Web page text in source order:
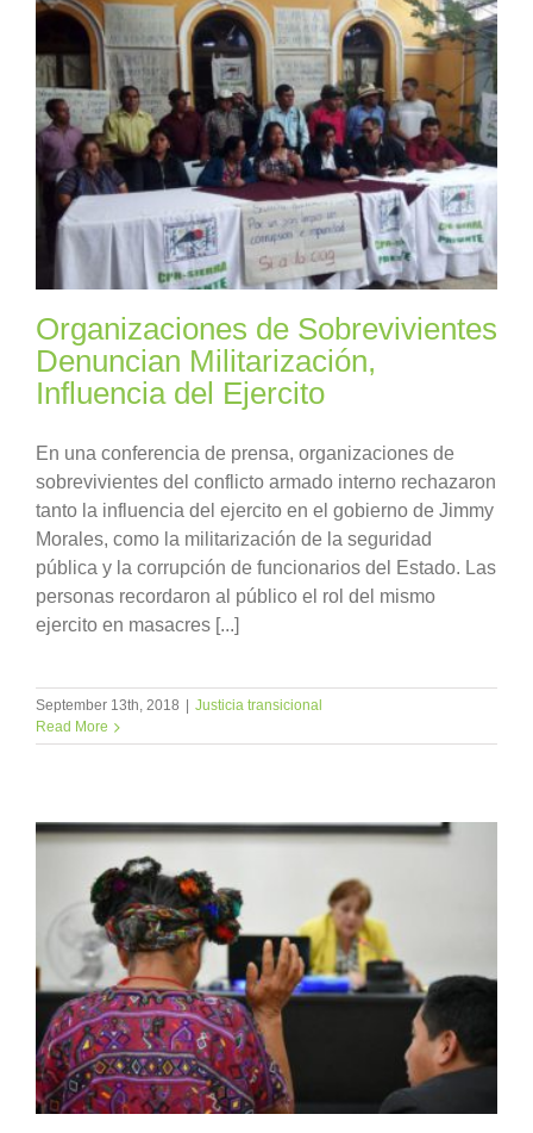
Organizaciones de Sobrevivientes
Denuncian Militarización,
Influencia del Ejercito
En una conferencia de prensa, organizaciones de
sobrevivientes del conflicto armado interno rechazaron
tanto la influencia del ejercito en el gobierno de Jimmy
Morales, como la militarización de la seguridad
pública y la corrupción de funcionarios del Estado. Las
personas recordaron al público el rol del mismo
ejercito en masacres [...]
September 13th, 2018
Justicia transicional
Read More